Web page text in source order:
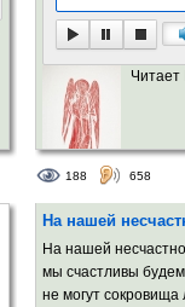
188 658
На нашей
На нашей
мы счастливы
не могут сокровища